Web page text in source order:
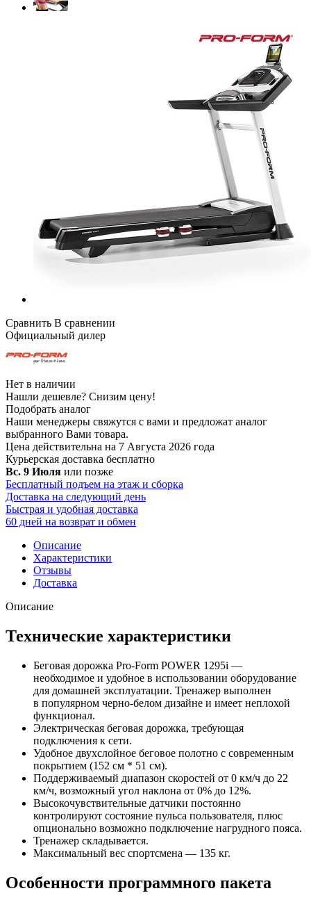
Сравнить В сравнении
Официальный дилер
Нет в наличии
Нашли дешевле? Снизим цену!
Подобрать аналог
Наши менеджеры свяжутся с вами и предложат аналог
выбранного Вами товара.
Цена действительна на 7 Августа 2026 года
Курьерская доставка бесплатно
Вс. 9 Июля или позже
Бесплатный подъем на этаж и сборка
Доставка на следующий день
Быстрая и удобная доставка
60 дней на возврат и обмен
Описание
Характеристики
Отзывы
Доставка
Описание
Технические характеристики
Беговая дорожка Pro-Form POWER 1295i —
необходимое и удобное в использовании оборудование
для домашней эксплуатации. Тренажер выполнен
в популярном черно-белом дизайне и имеет неплохой
функционал.
Электрическая беговая дорожка, требующая
подключения к сети.
Удобное двухслойное беговое полотно с современным
покрытием (152 см * 51 см).
Поддерживаемый диапазон скоростей от 0 км/ч до 22
км/ч, возможный угол наклона от 0% до 12%.
Высокочувствительные датчики постоянно
контролируют состояние пульса пользователя, плюс
опционально возможно подключение нагрудного пояса.
Тренажер складывается.
Максимальный вес спортсмена — 135 кг.
Особенности программного пакета